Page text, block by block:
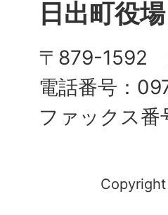
日出町役場
〒879-1592
電話番号：
ファックス